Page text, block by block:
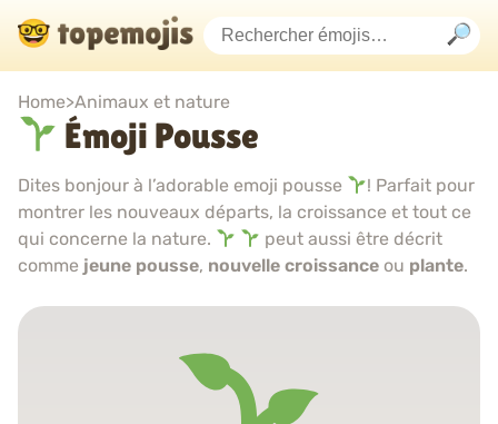
Home>Animaux et nature
Émoji Pousse
Dites bonjour à l’adorable emoji pousse
! Parfait pour
montrer les nouveaux départs, la croissance et tout ce
qui concerne la nature.
peut aussi être décrit
comme jeune pousse, nouvelle croissance ou plante.